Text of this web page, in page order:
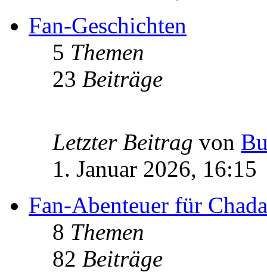
Fan-Geschichten
5 Themen
23 Beiträge
Letzter Beitrag von
1. Januar 2026, 16:15
Fan-Abenteuer für
8 Themen
82 Beiträge